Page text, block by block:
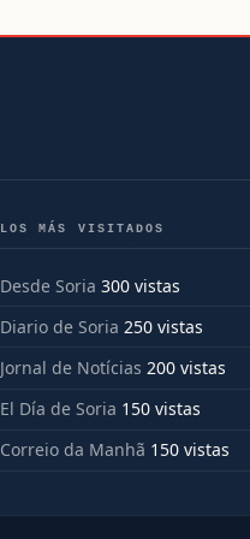
LOS MÁS VISITADOS
Desde Soria 300 vistas
Diario de Soria 250 vistas
Jornal de Notícias 200 vistas
El Día de Soria 150 vistas
Correio da Manhã 150 vistas